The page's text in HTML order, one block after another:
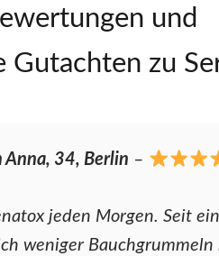
und
Gutachten zu
Anna, 34, Berlin –
jeden Morgen. Seit
weniger Bauchgrummeln